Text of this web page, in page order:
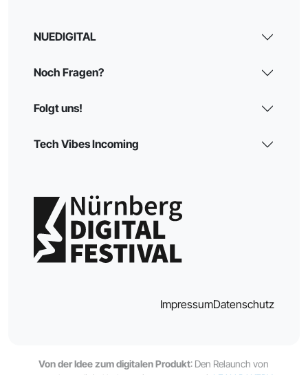
NUEDIGITAL
Noch Fragen?
Folgt uns!
Tech Vibes Incoming
ImpressumDatenschutz
Von der Idee zum digitalen Produkt: Den Relaunch von